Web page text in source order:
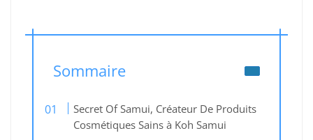
Sommaire
Secret Of Samui, Créateur De Produits
Cosmétiques Sains à Koh Samui